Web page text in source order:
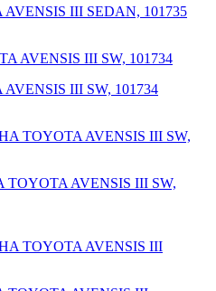
III SEDAN, 101735
III SW, 101734
AVENSIS III SW,